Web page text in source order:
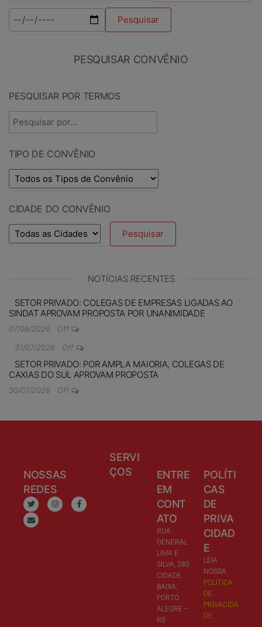
PESQUISAR CONVÊNIO
PESQUISAR POR TERMOS
TIPO DE CONVÊNIO
CIDADE DO CONVÊNIO
NOTÍCIAS RECENTES
SETOR PRIVADO: COLEGAS DE EMPRESAS LIGADAS AO
SINDAT APROVAM PROPOSTA POR UNANIMIDADE
07/08/2026
Off
31/07/2026
Off
SETOR PRIVADO: POR AMPLA MAIORIA, COLEGAS DE
CAXIAS DO SUL APROVAM PROPOSTA
30/07/2026 Off
NOSSAS
REDES
SERVI
ÇOS
ENTRE
EM
CONT
ATO
RUA
GENERAL
LIMA E
SILVA, 280
CIDADE
BAIXA,
PORTO
ALEGRE –
RS
POLÍTI
CAS
DE
PRIVA
CIDAD
E
LEIA
NOSSA
POLÍTICA
DE
PRIVACIDA
DE